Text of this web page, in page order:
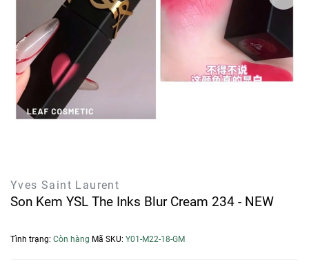
Yves Saint Laurent
Son Kem YSL The Inks Blur Cream 234 - NEW
Tình trạng: Còn hàng Mã SKU: Y01-M22-18-GM